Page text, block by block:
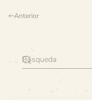
Anterior